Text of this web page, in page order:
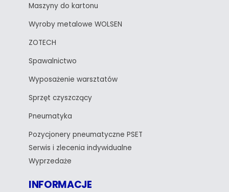
Maszyny do kartonu
Wyroby metalowe WOLSEN
ZOTECH
Spawalnictwo
Wyposażenie warsztatów
Sprzęt czyszczący
Pneumatyka
Pozycjonery pneumatyczne PSET
Serwis i zlecenia indywidualne
Wyprzedaże
INFORMACJE